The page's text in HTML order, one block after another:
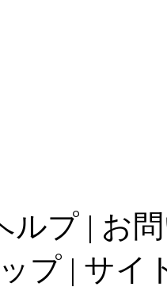
ルプ | お
プ | サイ